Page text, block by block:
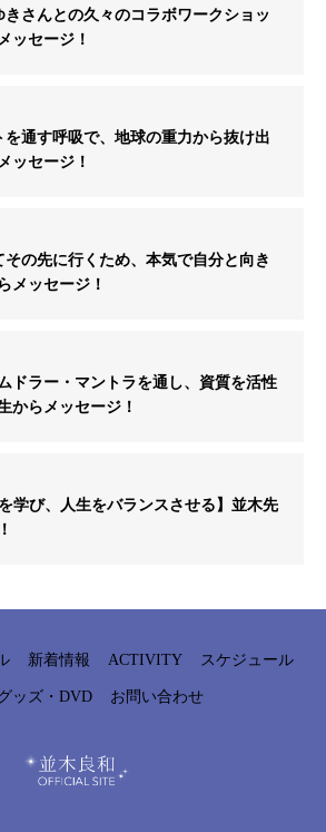
きさんとの久々のコラボワークショッ
ッセージ！
を通す呼吸で、地球の重力から抜け出
ッセージ！
その先に行くため、本気で自分と向き
メッセージ！
ドラー・マントラを通し、資質を活性
からメッセージ！
学び、人生をバランスさせる】並木先
新着情報 ACTIVITY スケジュール
ッズ・DVD お問い合わせ